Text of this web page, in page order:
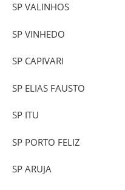
SP VALINHOS
SP VINHEDO
SP CAPIVARI
SP ELIAS FAUSTO
SP ITU
SP PORTO FELIZ
SP ARUJA